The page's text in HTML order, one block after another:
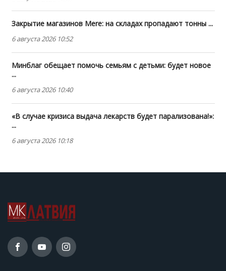
Закрытие магазинов Mere: на складах пропадают тонны ...
6 августа 2026 10:52
Минблаг обещает помочь семьям с детьми: будет новое
...
6 августа 2026 10:40
«В случае кризиса выдача лекарств будет парализована!»:
...
6 августа 2026 10:18